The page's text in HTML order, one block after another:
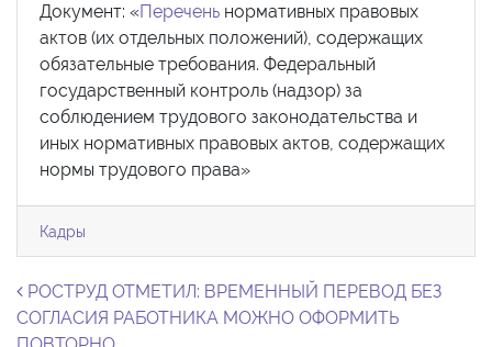
Документ: «Перечень нормативных правовых
актов (их отдельных положений), содержащих
обязательные требования. Федеральный
государственный контроль (надзор) за
соблюдением трудового законодательства и
иных нормативных правовых актов, содержащих
нормы трудового права»
Кадры
Навигация по записям
РОСТРУД ОТМЕТИЛ: ВРЕМЕННЫЙ ПЕРЕВОД БЕЗ
СОГЛАСИЯ РАБОТНИКА МОЖНО ОФОРМИТЬ